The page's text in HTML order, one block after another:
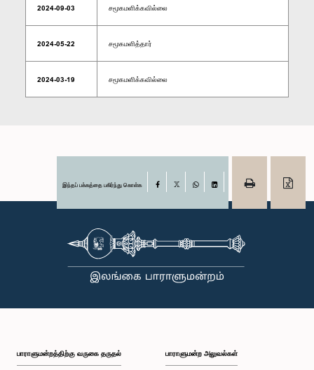
2024-09-03 சமூகமளிக்கவில்லை
2024-05-22 சமூகமளித்தார்
2024-03-19 சமூகமளிக்கவில்லை
இந்தப் பக்கத்தை பகிர்ந்து கொள்க Facebook
பாராளுமன்றத்திற்கு வருகை தருதல் பாராளுமன்ற அலுவல்கள்